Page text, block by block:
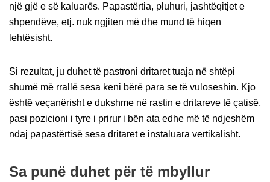
një gjë e së kaluarës. Papastërtia, pluhuri, jashtëqitjet e
shpendëve, etj. nuk ngjiten më dhe mund të hiqen
lehtësisht.
Si rezultat, ju duhet të pastroni dritaret tuaja në shtëpi
shumë më rrallë sesa keni bërë para se të vuloseshin. Kjo
është veçanërisht e dukshme në rastin e dritareve të çatisë,
pasi pozicioni i tyre i prirur i bën ata edhe më të ndjeshëm
ndaj papastërtisë sesa dritaret e instaluara vertikalisht.
Sa punë duhet për të mbyllur